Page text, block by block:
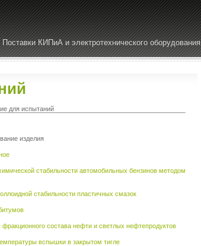
Поставки КИПиА и электротехнического оборудования
для испытаний
изделия
стабильности автомобильных бензинов методом
стабильности пластичных смазок
состава нефти и светлых нефтепродуктов
вспышки в закрытом тигле